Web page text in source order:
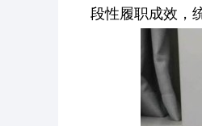
段性履职成效，